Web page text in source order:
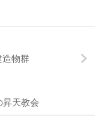
造物群
昇天教会